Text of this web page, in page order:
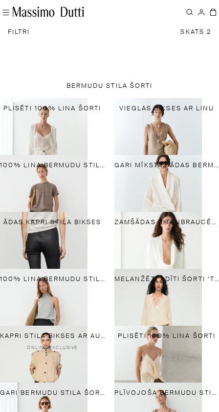
FILTRI SKATS 2
BERMUDU STILA ŠORTI
PLISĒTI 100% LINA ŠORTI VIEGLAS BIKSES AR LINU
100% LINA BERMUDU STILA ŠORTI GARI MĪKSTAS ĀDAS BERMUDU STILA ŠORTI
ĀDAS KAPRI STILA BIKSES ZAMŠĀDAS RITEŅBRAUCĒJU ŠORTI
100% LINA BERMUDU STILA ŠORTI MELANŽĒTI ADĪTI ŠORTI ‘TOTAL LOOK’
KAPRI STILA BIKSES AR AUKLIŅĀM UN ZĪDA MAISĪJUMU
ONLINE EXCLUSIVE
PLISĒTI 100% LINA ŠORTI
GARI BERMUDU STILA ŠORTI NO MĪKSTAS UN IZTURĪGAS ĀDAS PLĪVOJOŠA BERMUDU STILA ŠORTI AR LINU, KOKVILNU UN JOSTU